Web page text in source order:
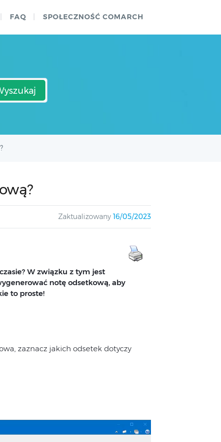
FAQ SPOŁECZNOŚĆ COMARCH
Zaktualizowany 16/05/2023
W związku z tym jest
notę odsetkową, aby
to proste!
zaznacz jakich odsetek dotyczy